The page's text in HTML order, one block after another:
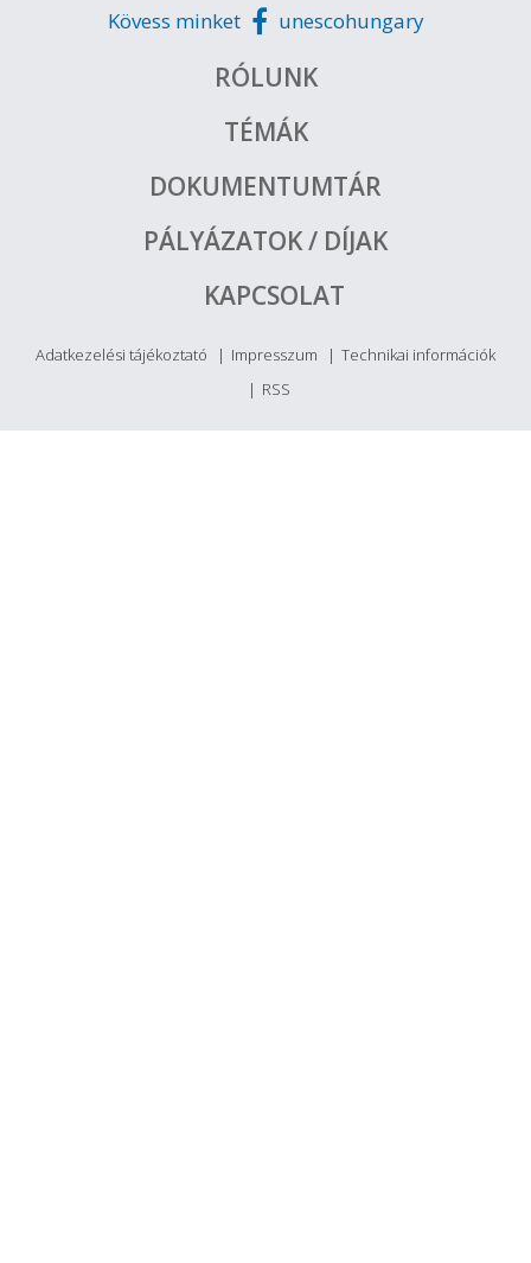
Kövess minket unescohungary
RÓLUNK
TÉMÁK
DOKUMENTUMTÁR
PÁLYÁZATOK / DÍJAK
KAPCSOLAT
Adatkezelési tájékoztató Impresszum
Technikai információk
RSS